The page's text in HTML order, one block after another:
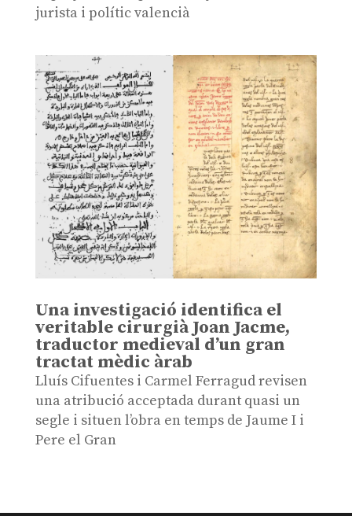
jurista i polític valencià
Una investigació identifica el
veritable cirurgià Joan Jacme,
traductor medieval d’un gran
tractat mèdic àrab
Lluís Cifuentes i Carmel Ferragud revisen
una atribució acceptada durant quasi un
segle i situen l’obra en temps de Jaume I i
Pere el Gran